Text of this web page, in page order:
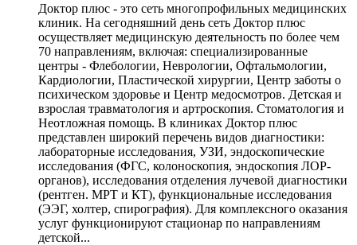
Доктор плюс - это сеть многопрофильных медицинских
клиник. На сегодняшний день сеть Доктор плюс
осуществляет медицинскую деятельность по более чем
70 направлениям, включая: специализированные
центры - Флебологии, Неврологии, Офтальмологии,
Кардиологии, Пластической хирургии, Центр заботы о
психическом здоровье и Центр медосмотров. Детская и
взрослая травматология и артроскопия. Стоматология и
Неотложная помощь. В клиниках Доктор плюс
представлен широкий перечень видов диагностики:
лабораторные исследования, УЗИ, эндоскопические
исследования (ФГС, колоноскопия, эндоскопия ЛОР-
органов), исследования отделения лучевой диагностики
(рентген. МРТ и КТ), функциональные исследования
(ЭЭГ, холтер, спирография). Для комплексного оказания
услуг функционируют стационар по направлениям
детской...